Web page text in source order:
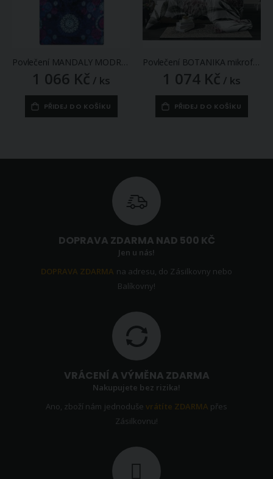
1 066 Kč / ks
PŘIDEJ DO KOŠÍKU
Povlečení BOTANIKA mikroflanel, růžové květy 140x200cm + 70x90cm
1 074 Kč / ks
PŘIDEJ DO KOŠÍKU
DOPRAVA ZDARMA NAD 500 KČ
Jen u nás!
DOPRAVA ZDARMA na adresu, do Zásilkovny nebo
Balíkovny!
VRÁCENÍ A VÝMĚNA ZDARMA
Nakupujete bez rizika!
Ano, zboží nám jednoduševrátíte ZDARMA přes
Zásilkovnu!